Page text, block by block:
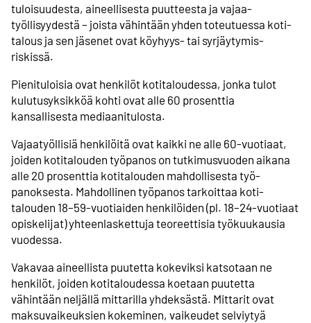
tuloisuudesta, aineellisesta puutteesta ja vajaa­
työllisyydestä – joista vähintään yhden toteutuessa koti­
talous ja sen jäsenet ovat köyhyys- tai syrjäytymis­
riskissä.
Pienituloisia ovat henkilöt koti­taloudessa, jonka tulot
kulutus­yksikköä kohti ovat alle 60 prosenttia
kansallisesta mediaani­tulosta.
Vajaatyöllisiä henkilöitä ovat kaikki ne alle 60-vuotiaat,
joiden koti­talouden työpanos on tutkimus­vuoden aikana
alle 20 prosenttia koti­talouden mahdollisesta työ­
panoksesta. Mahdollinen työ­panos tarkoittaa koti­
talouden 18–59-vuotiaiden henkilöiden (pl. 18–24-vuotiaat
opiskelijat) yhteen­laskettuja teoreettisia työ­kuukausia
vuodessa.
Vakavaa aineellista puutetta kokeviksi katsotaan ne
henkilöt, joiden koti­taloudessa koetaan puutetta
vähintään neljällä mittarilla yhdeksästä. Mittarit ovat
maksu­vaikeuksien kokeminen, vaikeudet selviytyä